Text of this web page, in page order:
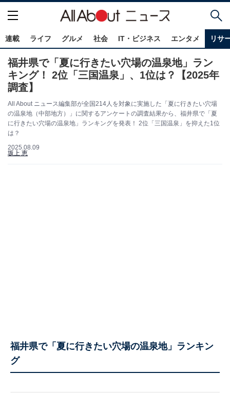
連載 ライフ グルメ 社会 IT・ビジネス エンタメ リサ
福井県で「夏に行きたい穴場の温泉地」ラン
キング！ 2位「三国温泉」、1位は？【2025年
調査】
All About ニュース編集部が全国214人を対象に実施した「夏に行きたい穴場
の温泉地（中部地方）」に関するアンケートの調査結果から、福井県で「夏
に行きたい穴場の温泉地」ランキングを発表！ 2位「三国温泉」を抑えた1位
は？
2025.08.09
坂上 恵
福井県で「夏に行きたい穴場の温泉地」ランキン
グ